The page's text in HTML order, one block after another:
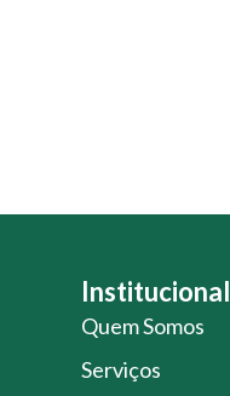
Institucional
Quem Somos
Serviços